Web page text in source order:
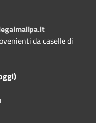
da caselle di